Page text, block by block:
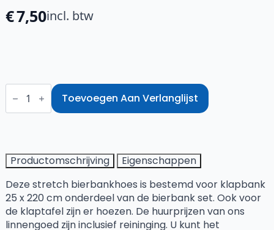
€7,50incl. btw
Bierbankhoes
stretch
wit
Toevoegen Aan Verlanglijst
Productomschrijving
Eigenschappen
Deze stretch bierbankhoes is bestemd voor klapbank
25 x 220 cm onderdeel van de bierbank set. Ook voor
de klaptafel zijn er hoezen. De huurprijzen van ons
linnengoed zijn inclusief reininging. U kunt het